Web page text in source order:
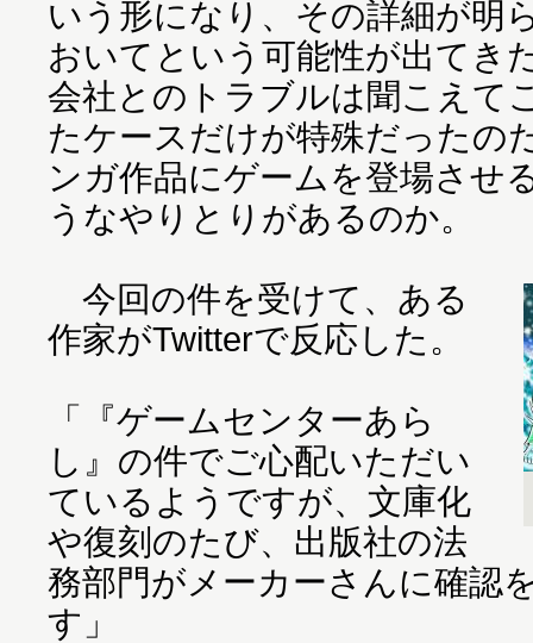
いう形になり、その詳細が明
おいてという可能性が出てき
会社とのトラブルは聞こえて
たケースだけが特殊だったの
ンガ作品にゲームを登場させ
うなやりとりがあるのか。
今回の件を受けて、ある
作家がTwitterで反応した。
「『ゲームセンターあら
し』の件でご心配いただい
ているようですが、文庫化
や復刻のたび、出版社の法
務部門がメーカーさんに確認
す」